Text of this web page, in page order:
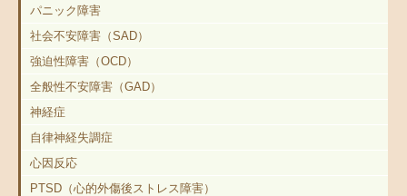
パニック障害
社会不安障害（SAD）
強迫性障害（OCD）
全般性不安障害（GAD）
神経症
自律神経失調症
心因反応
PTSD（心的外傷後ストレス障害）